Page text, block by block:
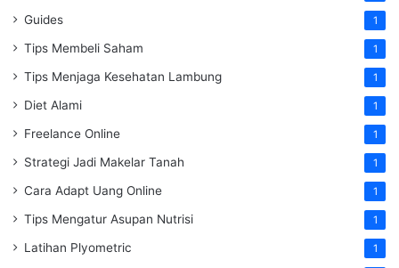
Guides 1
Tips Membeli Saham 1
Tips Menjaga Kesehatan Lambung 1
Diet Alami 1
Freelance Online 1
Strategi Jadi Makelar Tanah 1
Cara Adapt Uang Online 1
Tips Mengatur Asupan Nutrisi 1
Latihan Plyometric 1